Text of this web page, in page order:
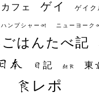
カフェ ゲイ ゲイク
ハンプシャー州 ニューヨーク
ごはんたべ記
本 日記 朝食 東
食レポ